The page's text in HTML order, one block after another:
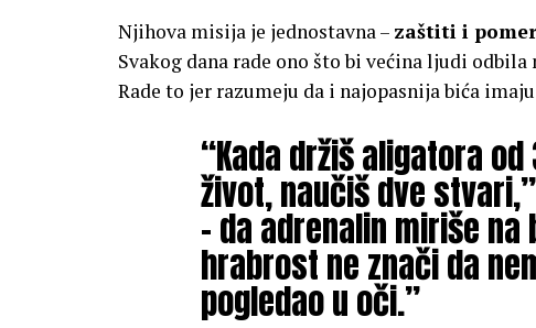
Njihova misija je jednostavna – zaštiti i
Svakog dana rade ono što bi većina ljudi odbila
Rade to jer razumeju da i najopasnija bića
“Kada držiš aligatora
život, naučiš dve
– da adrenalin miriše na
hrabrost ne znači da
pogledao u oči.”